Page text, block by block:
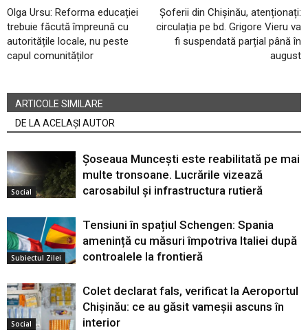
Olga Ursu: Reforma educației
trebuie făcută împreună cu
autoritățile locale, nu peste
capul comunităților
Șoferii din Chișinău, atenționați:
circulația pe bd. Grigore Vieru va
fi suspendată parțial până în
august
ARTICOLE SIMILARE
DE LA ACELAȘI AUTOR
Social
Șoseaua Muncești este reabilitată pe mai
multe tronsoane. Lucrările vizează
carosabilul și infrastructura rutieră
Subiectul Zilei
Tensiuni în spațiul Schengen: Spania
amenință cu măsuri împotriva Italiei după
controalele la frontieră
Social
Colet declarat fals, verificat la Aeroportul
Chișinău: ce au găsit vameșii ascuns în
interior